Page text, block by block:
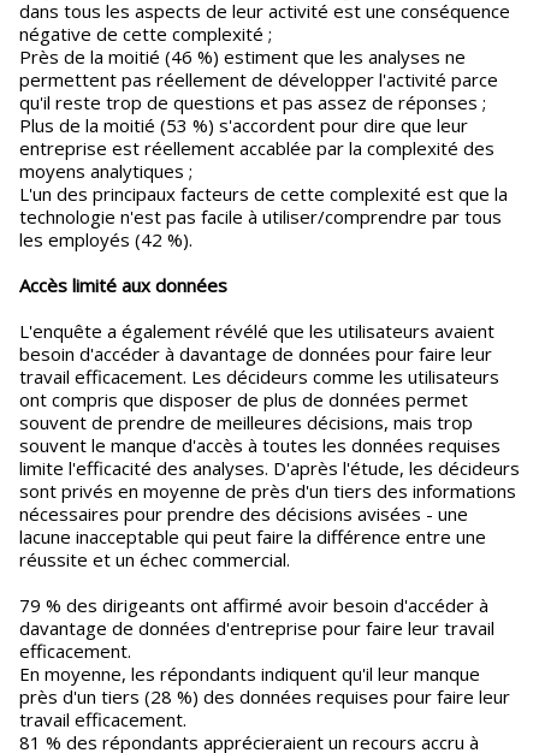
dans tous les aspects de leur activité est une conséquence
négative de cette complexité ;
Près de la moitié (46 %) estiment que les analyses ne
permettent pas réellement de développer l'activité parce
qu'il reste trop de questions et pas assez de réponses ;
Plus de la moitié (53 %) s'accordent pour dire que leur
entreprise est réellement accablée par la complexité des
moyens analytiques ;
L'un des principaux facteurs de cette complexité est que la
technologie n'est pas facile à utiliser/comprendre par tous
les employés (42 %).
Accès limité aux données
L'enquête a également révélé que les utilisateurs avaient
besoin d'accéder à davantage de données pour faire leur
travail efficacement. Les décideurs comme les utilisateurs
ont compris que disposer de plus de données permet
souvent de prendre de meilleures décisions, mais trop
souvent le manque d'accès à toutes les données requises
limite l'efficacité des analyses. D'après l'étude, les décideurs
sont privés en moyenne de près d'un tiers des informations
nécessaires pour prendre des décisions avisées - une
lacune inacceptable qui peut faire la différence entre une
réussite et un échec commercial.
79 % des dirigeants ont affirmé avoir besoin d'accéder à
davantage de données d'entreprise pour faire leur travail
efficacement.
En moyenne, les répondants indiquent qu'il leur manque
près d'un tiers (28 %) des données requises pour faire leur
travail efficacement.
81 % des répondants apprécieraient un recours accru à